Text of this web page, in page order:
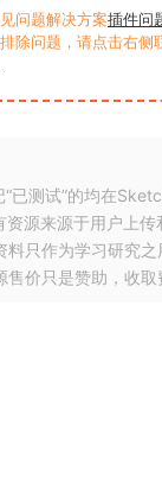
问题解决方案插件问
除问题，请点击右侧
“已测试”的均在
资源来源于用户上传
料只作为学习研究
售价只是赞助，收